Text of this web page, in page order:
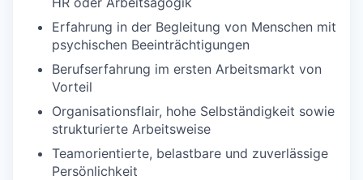
Erfahrung in der Begleitung von Menschen mit
psychischen Beeinträchtigungen
Berufserfahrung im ersten Arbeitsmarkt von
Vorteil
Organisationsflair, hohe Selbständigkeit sowie
strukturierte Arbeitsweise
Teamorientierte, belastbare und zuverlässige
Persönlichkeit